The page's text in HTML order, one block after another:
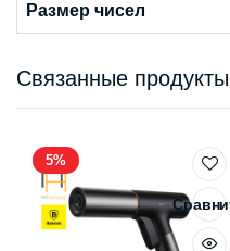
Размер чисел
Связанные продукты
5%